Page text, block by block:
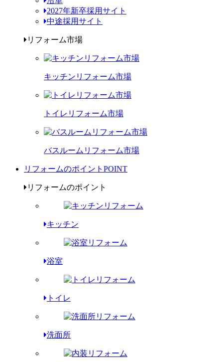
2027年新卒採用サイト
中途採用サイト
リフォーム市場
キッチンリフォーム市場
トイレリフォーム市場
バスルームリフォーム市場
リフォームのポイント POINT
リフォームのポイント
キッチン
浴室
トイレ
洗面所